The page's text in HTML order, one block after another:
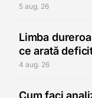
5 aug. 26
Limba
ce arată
4 aug. 26